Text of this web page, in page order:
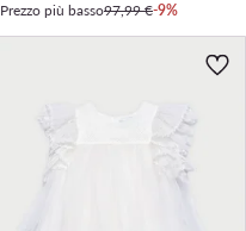
Prezzo più basso97,99 €-9%